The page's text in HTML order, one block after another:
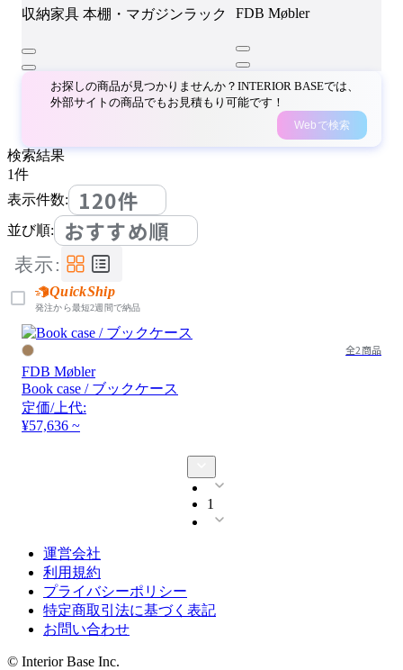
収納家具 本棚・マガジンラック FDB Møbler
お探しの商品が見つかりませんか？INTERIOR BASEでは、
外部サイトの商品でもお見積もり可能です！
Webで検索
検索結果
1件
表示件数:
120件
並び順: おすすめ順
表示:
QuickShip
発注から最短2週間で納品
全2商品
FDB Møbler
Book case / ブックケース
定価/上代:
¥57,636 ~
1
運営会社
利用規約
プライバシーポリシー
特定商取引法に基づく表記
お問い合わせ
© Interior Base Inc.